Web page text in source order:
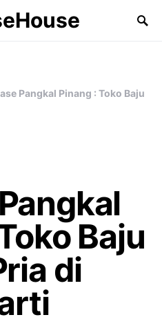
Pangkal Pinang : Toko Baju
Baju
di